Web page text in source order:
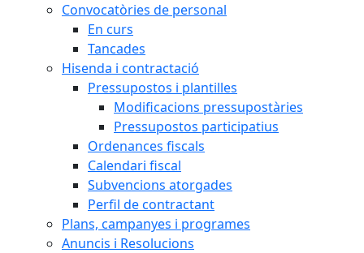
Convocatòries de personal
En curs
Tancades
Hisenda i contractació
Pressupostos i plantilles
Modificacions pressupostàries
Pressupostos participatius
Ordenances fiscals
Calendari fiscal
Subvencions atorgades
Perfil de contractant
Plans, campanyes i programes
Anuncis i Resolucions